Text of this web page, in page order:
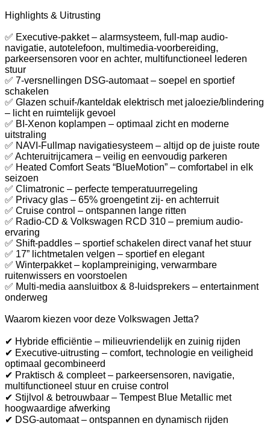
Highlights & Uitrusting
✅ Executive-pakket – alarmsysteem, full-map audio-
navigatie, autotelefoon, multimedia-voorbereiding,
parkeersensoren voor en achter, multifunctioneel lederen
stuur
✅ 7-versnellingen DSG-automaat – soepel en sportief
schakelen
✅ Glazen schuif-/kanteldak elektrisch met jaloezie/blindering
– licht en ruimtelijk gevoel
✅ BI-Xenon koplampen – optimaal zicht en moderne
uitstraling
✅ NAVI-Fullmap navigatiesysteem – altijd op de juiste route
✅ Achteruitrijcamera – veilig en eenvoudig parkeren
✅ Heated Comfort Seats “BlueMotion” – comfortabel in elk
seizoen
✅ Climatronic – perfecte temperatuurregeling
✅ Privacy glas – 65% groengetint zij- en achterruit
✅ Cruise control – ontspannen lange ritten
✅ Radio-CD & Volkswagen RCD 310 – premium audio-
ervaring
✅ Shift-paddles – sportief schakelen direct vanaf het stuur
✅ 17” lichtmetalen velgen – sportief en elegant
✅ Winterpakket – koplampreiniging, verwarmbare
ruitenwissers en voorstoelen
✅ Multi-media aansluitbox & 8-luidsprekers – entertainment
onderweg
Waarom kiezen voor deze Volkswagen Jetta?
✔ Hybride efficiëntie – milieuvriendelijk en zuinig rijden
✔ Executive-uitrusting – comfort, technologie en veiligheid
optimaal gecombineerd
✔ Praktisch & compleet – parkeersensoren, navigatie,
multifunctioneel stuur en cruise control
✔ Stijlvol & betrouwbaar – Tempest Blue Metallic met
hoogwaardige afwerking
✔ DSG-automaat – ontspannen en dynamisch rijden